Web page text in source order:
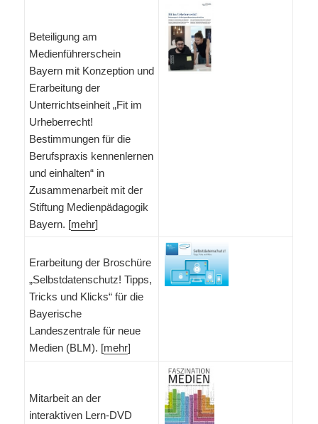
Beteiligung am
Medienführerschein
Bayern mit Konzeption und
Erarbeitung der
Unterrichtseinheit „Fit im
Urheberrecht!
Bestimmungen für die
Berufspraxis kennenlernen
und einhalten“ in
Zusammenarbeit mit der
Stiftung Medienpädagogik
Bayern. [mehr]
Erarbeitung der Broschüre
„Selbstdatenschutz! Tipps,
Tricks und Klicks“ für die
Bayerische
Landeszentrale für neue
Medien (BLM). [mehr]
Mitarbeit an der
interaktiven Lern-DVD